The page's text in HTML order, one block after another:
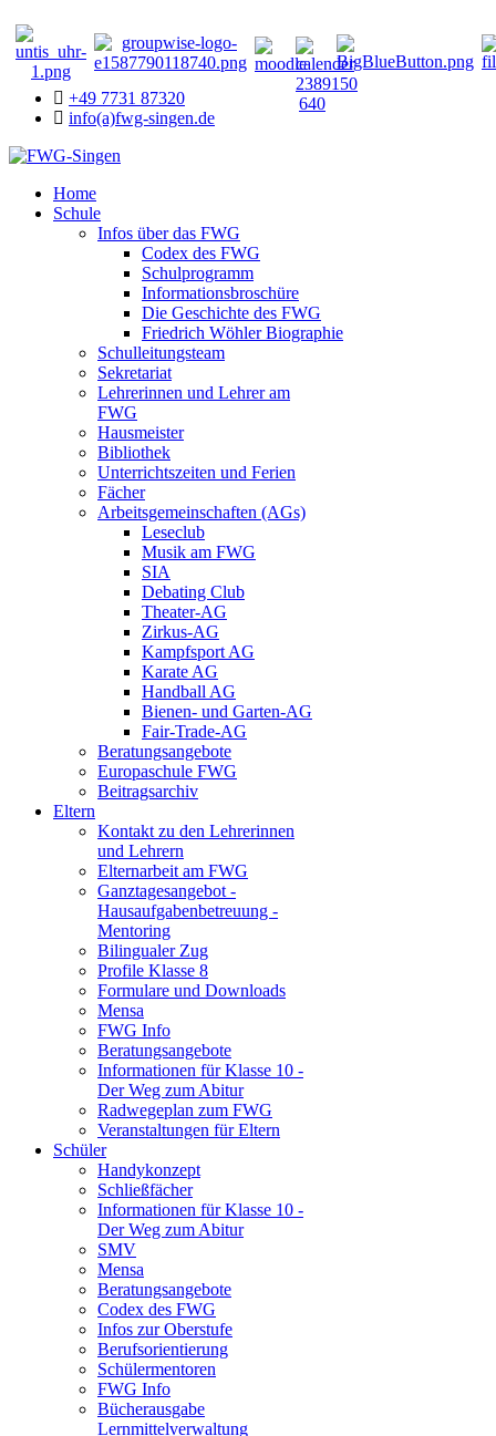
+49 7731 87320
info(a)fwg-singen.de
Home
Schule
Infos über das FWG
Codex des FWG
Schulprogramm
Informationsbroschüre
Die Geschichte des FWG
Friedrich Wöhler Biographie
Schulleitungsteam
Sekretariat
Lehrerinnen und Lehrer am
FWG
Hausmeister
Bibliothek
Unterrichtszeiten und Ferien
Fächer
Arbeitsgemeinschaften (AGs)
Leseclub
Musik am FWG
SIA
Debating Club
Theater-AG
Zirkus-AG
Kampfsport AG
Karate AG
Handball AG
Bienen- und Garten-AG
Fair-Trade-AG
Beratungsangebote
Europaschule FWG
Beitragsarchiv
Eltern
Kontakt zu den Lehrerinnen
und Lehrern
Elternarbeit am FWG
Ganztagesangebot -
Hausaufgabenbetreuung -
Mentoring
Bilingualer Zug
Profile Klasse 8
Formulare und Downloads
Mensa
FWG Info
Beratungsangebote
Informationen für Klasse 10 -
Der Weg zum Abitur
Radwegeplan zum FWG
Veranstaltungen für Eltern
Schüler
Handykonzept
Schließfächer
Informationen für Klasse 10 -
Der Weg zum Abitur
SMV
Mensa
Beratungsangebote
Codex des FWG
Infos zur Oberstufe
Berufsorientierung
Schülermentoren
FWG Info
Bücherausgabe
Lernmittelverwaltung